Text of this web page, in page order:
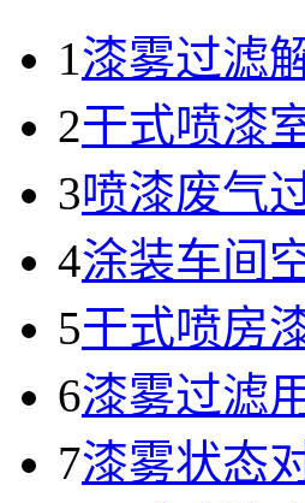
1漆雾过滤
2干式喷漆
3喷漆废气
4涂装车间
5干式喷房
6漆雾过滤
7漆雾状态